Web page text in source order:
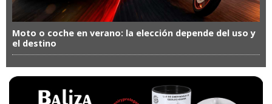
Moto o coche en verano: la elección depende del uso y
el destino